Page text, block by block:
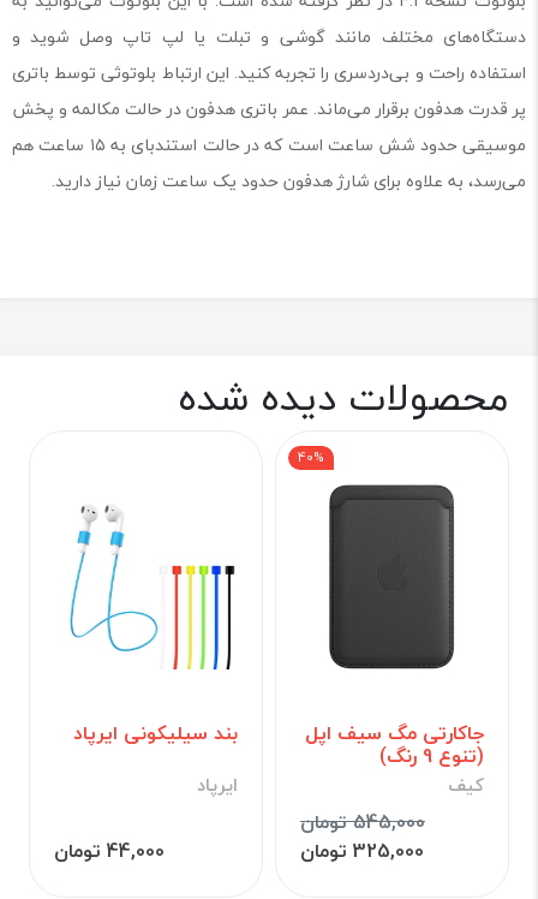
دستگاه‌های مختلف مانند گوشی و تبلت یا لپ تاپ وصل شوید و
استفاده راحت و بی‌دردسری را تجربه کنید. این ارتباط بلوتوثی توسط باتری
پر قدرت هدفون برقرار می‌ماند. عمر باتری هدفون در حالت مکالمه و پخش
موسیقی حدود شش ساعت است که در حالت استندبای به ۱۵ ساعت هم
می‌رسد، به علاوه برای شارژ هدفون حدود یک ساعت زمان نیاز دارید.
محصولات دیده شده
جاکارتی مگ سیف اپل
(تنوع 9 رنگ)
کیف
545,000 تومان
40%
325,000 تومان
بند سیلیکونی ایرپاد
ایرپاد
44,000 تومان